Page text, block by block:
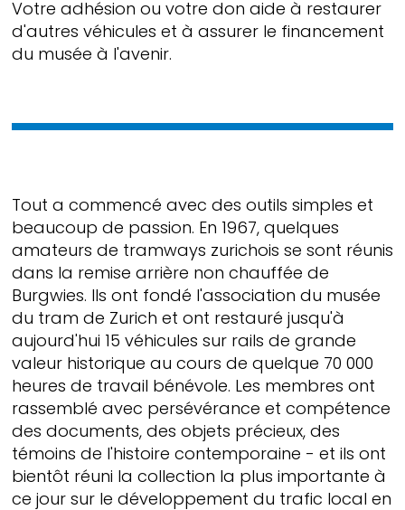
Votre adhésion ou votre don aide à restaurer
d'autres véhicules et à assurer le financement
du musée à l'avenir.
Tout a commencé avec des outils simples et
beaucoup de passion. En 1967, quelques
amateurs de tramways zurichois se sont réunis
dans la remise arrière non chauffée de
Burgwies. Ils ont fondé l'association du musée
du tram de Zurich et ont restauré jusqu'à
aujourd'hui 15 véhicules sur rails de grande
valeur historique au cours de quelque 70 000
heures de travail bénévole. Les membres ont
rassemblé avec persévérance et compétence
des documents, des objets précieux, des
témoins de l'histoire contemporaine - et ils ont
bientôt réuni la collection la plus importante à
ce jour sur le développement du trafic local en